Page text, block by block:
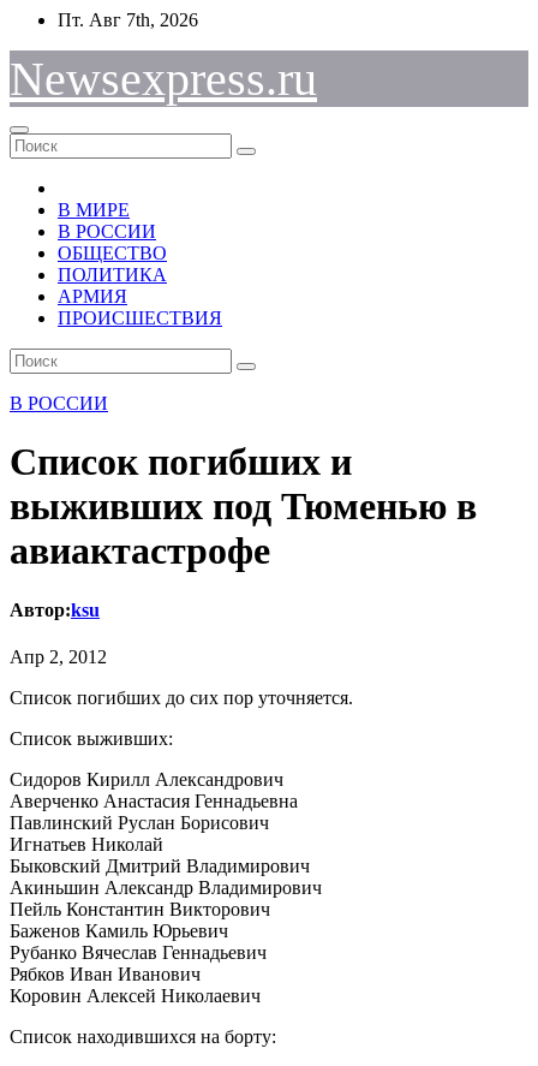
Перейти
содержимому
Пт. Авг 7th, 2026
Newsexpress.ru
В МИРЕ
В РОССИИ
ОБЩЕСТВО
ПОЛИТИКА
АРМИЯ
ПРОИСШЕСТВИЯ
В РОССИИ
Список погибших и
выживших под Тюменью в
авиактастрофе
Автор:ksu
Апр 2, 2012
Список погибших до сих пор уточняется.
Список выживших:
Сидоров Кирилл Александрович
Аверченко Анастасия Геннадьевна
Павлинский Руслан Борисович
Игнатьев Николай
Быковский Дмитрий Владимирович
Акиньшин Александр Владимирович
Пейль Константин Викторович
Баженов Камиль Юрьевич
Рубанко Вячеслав Геннадьевич
Рябков Иван Иванович
Коровин Алексей Николаевич
Список находившихся на борту: